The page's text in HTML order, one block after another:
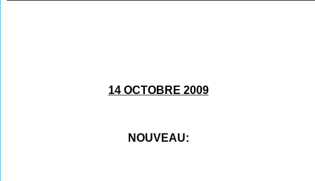
14 OCTOBRE 2009
NOUVEAU: